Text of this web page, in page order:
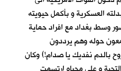
العسكرية و بأكمل حيويته
وسط بغداد مع افراد حماية
حوله وهم يرددون
بالدم نفديك يا صدام!) وكان